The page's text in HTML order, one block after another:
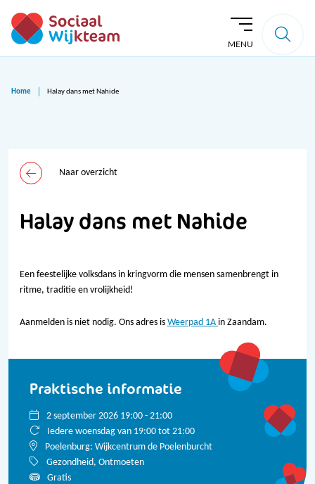
MENU
Home Halay dans met Nahide
Naar overzicht
Halay dans met Nahide
Een feestelijke volksdans in kringvorm die mensen samenbrengt in
ritme, traditie en vrolijkheid!
Aanmelden is niet nodig. Ons adres is Weerpad 1A in Zaandam.
Praktische informatie
2 september 2026 19:00 - 21:00
Iedere woensdag van 19:00 tot 21:00
Poelenburg: Wijkcentrum de Poelenburcht
Gezondheid, Ontmoeten
Gratis